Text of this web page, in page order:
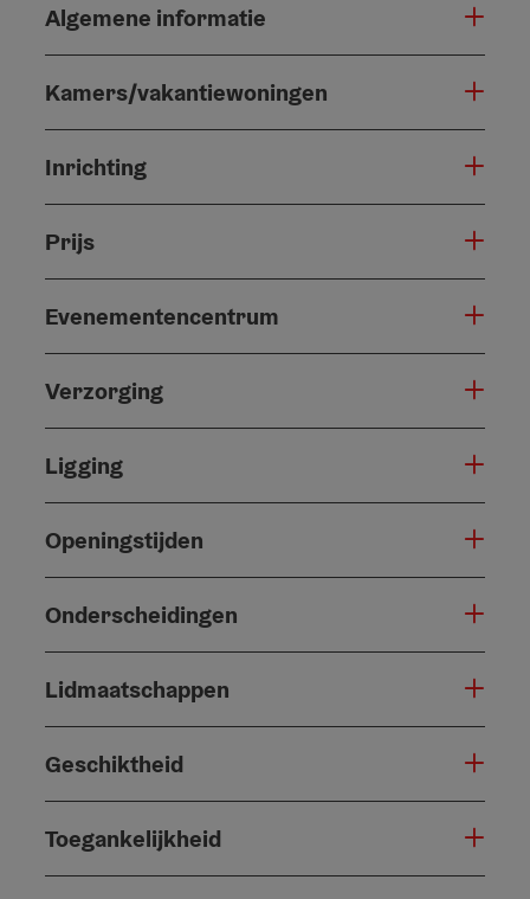
Algemene informatie
Kamers/vakantiewoningen
Inrichting
Prijs
Evenementencentrum
Verzorging
Ligging
Openingstijden
Onderscheidingen
Lidmaatschappen
Geschiktheid
Toegankelijkheid